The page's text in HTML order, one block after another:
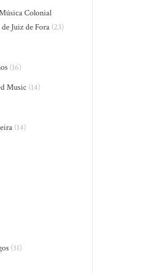
Colonial
Juiz de Fora (23)
(16)
Music (14)
(14)
(31)